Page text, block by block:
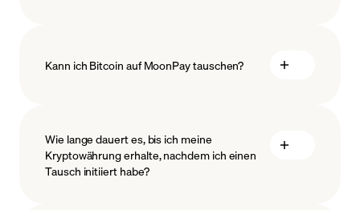
Kann ich Bitcoin auf MoonPay tauschen?
Wie lange dauert es, bis ich meine
Kryptowährung erhalte, nachdem ich einen
Tausch initiiert habe?